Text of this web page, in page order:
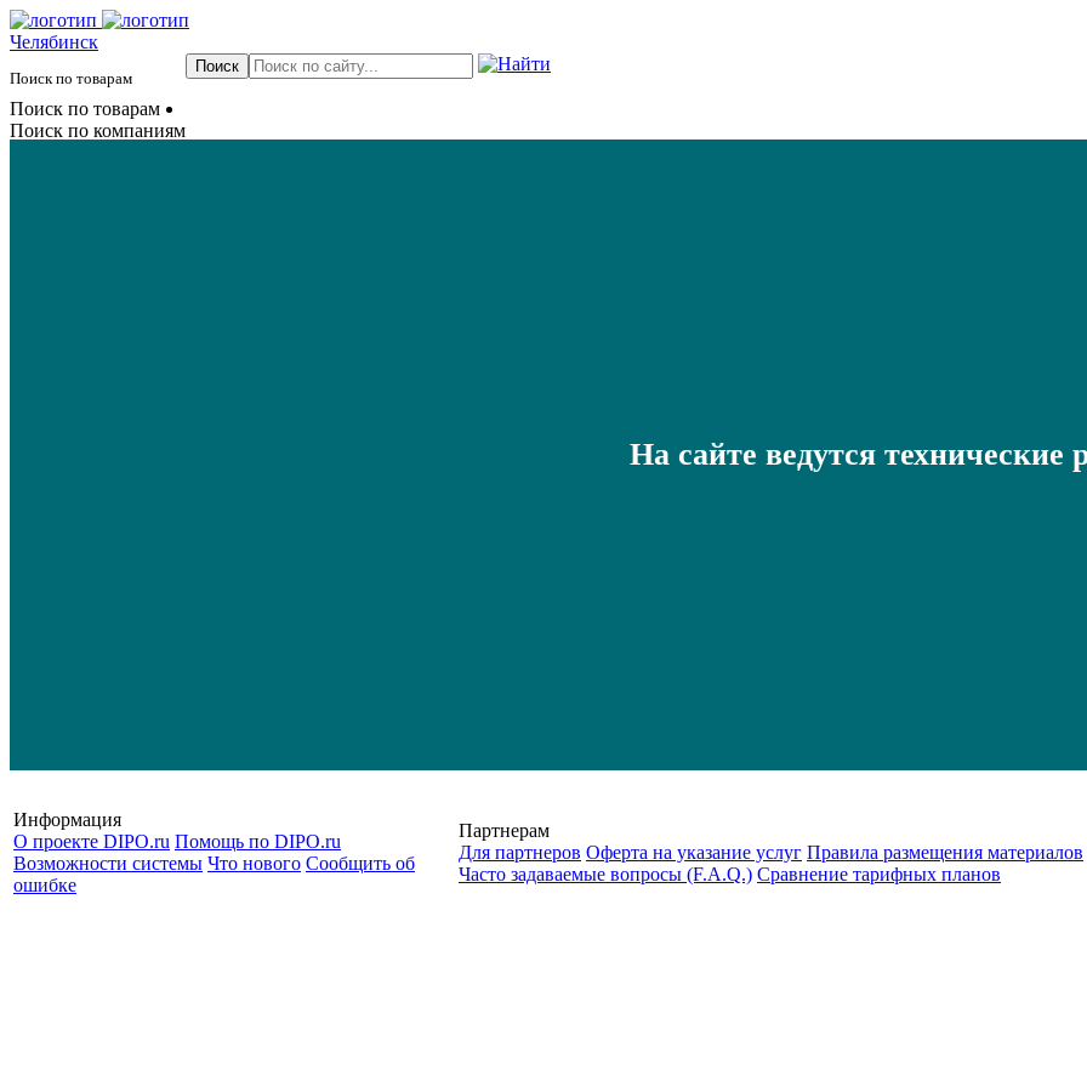
Челябинск
Поиск по товарам
Поиск по товарам
Поиск по компаниям
На сайте ведутся технические
Информация
О проекте DIPO.ru Помощь по DIPO.ru
Возможности системы Что нового Сообщить об
ошибке
Партнерам
Для партнеров Оферта на указание услуг Правила размещения материалов
Часто задаваемые вопросы (F.A.Q.) Cравнение тарифных планов